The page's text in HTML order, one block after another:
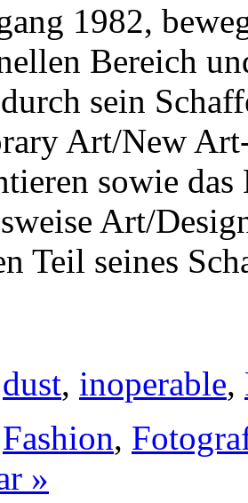
1982,
Bereich
sein
Art/New
sowie
Art/
Teil seines
dust, inoperable,
Fashion,
»